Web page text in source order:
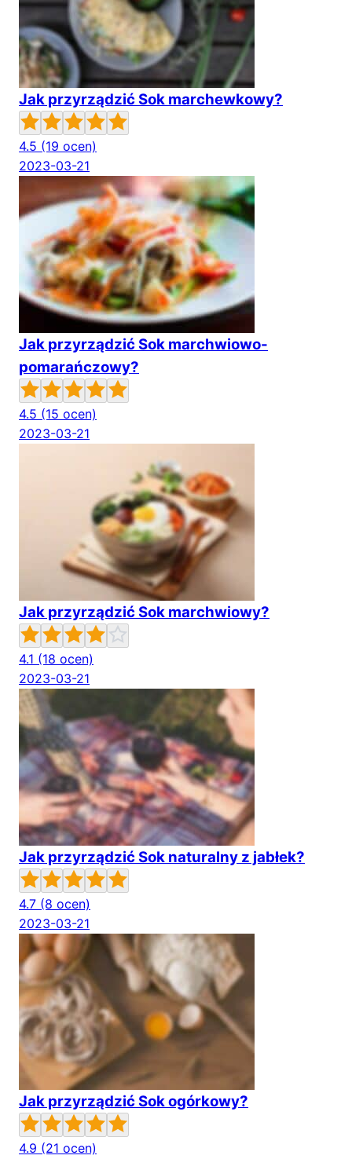
Jak przyrządzić Sok marchewkowy?
4.5 (19 ocen)
2023-03-21
Jak przyrządzić Sok marchwiowo-
pomarańczowy?
4.5 (15 ocen)
2023-03-21
Jak przyrządzić Sok marchwiowy?
4.1 (18 ocen)
2023-03-21
Jak przyrządzić Sok naturalny z jabłek?
4.7 (8 ocen)
2023-03-21
Jak przyrządzić Sok ogórkowy?
4.9 (21 ocen)